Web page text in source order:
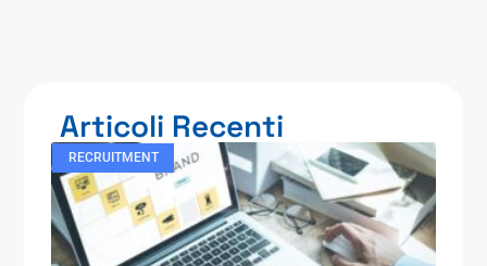
Articoli Recenti
RECRUITMENT